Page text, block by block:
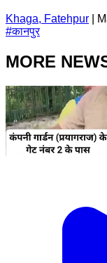
Khaga, Fatehpur
#कानपुर
MORE